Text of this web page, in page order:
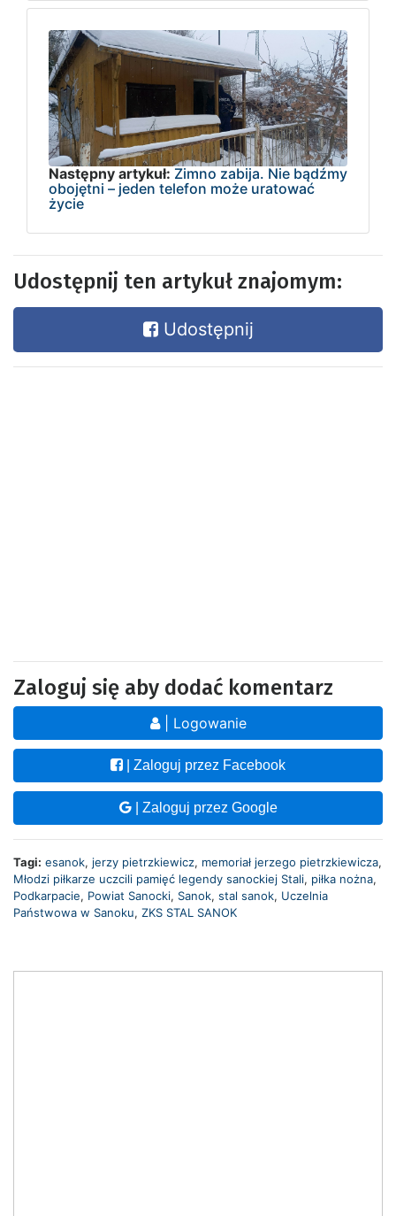
Następny artykuł: Zimno zabija. Nie bądźmy
obojętni – jeden telefon może uratować
życie
Udostępnij ten artykuł znajomym:
Udostępnij
Zaloguj się aby dodać komentarz
| Logowanie
| Zaloguj przez Facebook
| Zaloguj przez Google
Tagi: esanok, jerzy pietrzkiewicz, memoriał jerzego pietrzkiewicza,
Młodzi piłkarze uczcili pamięć legendy sanockiej Stali, piłka nożna,
Podkarpacie, Powiat Sanocki, Sanok, stal sanok, Uczelnia
Państwowa w Sanoku, ZKS STAL SANOK